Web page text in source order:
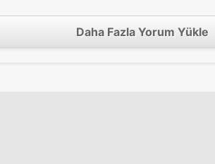
Daha Fazla Yorum Yükle